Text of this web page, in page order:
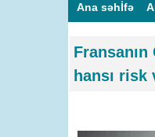
Ana səhİfə
hansı risk